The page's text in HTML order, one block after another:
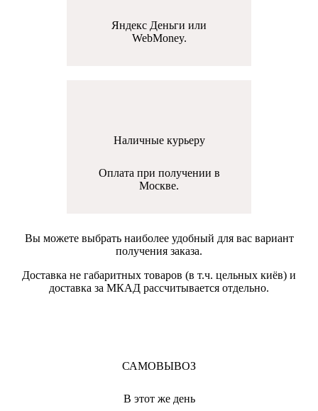
Яндекс Деньги или
WebMoney.
Наличные курьеру
Оплата при получении в
Москве.
Вы можете выбрать наиболее удобный для вас вариант
получения заказа.
Доставка не габаритных товаров (в т.ч. цельных киёв) и
доставка за МКАД рассчитывается отдельно.
САМОВЫВОЗ
В этот же день